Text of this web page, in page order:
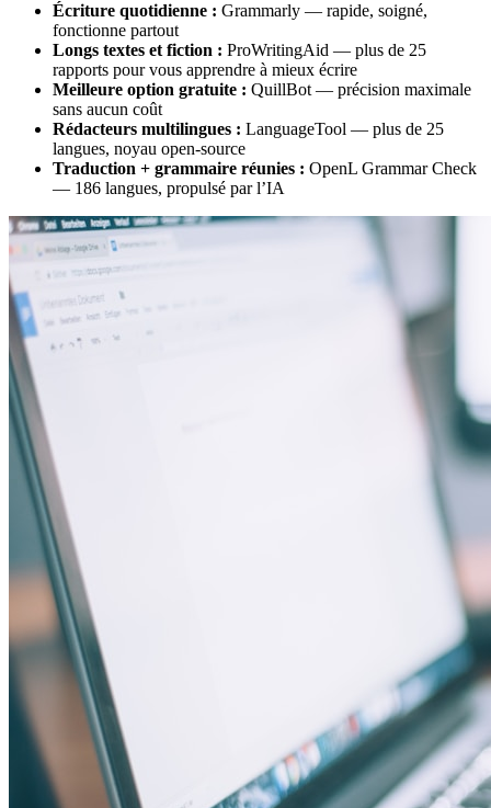
Écriture quotidienne : Grammarly — rapide, soigné,
fonctionne partout
Longs textes et fiction : ProWritingAid — plus de 25
rapports pour vous apprendre à mieux écrire
Meilleure option gratuite : QuillBot — précision maximale
sans aucun coût
Rédacteurs multilingues : LanguageTool — plus de 25
langues, noyau open-source
Traduction + grammaire réunies : OpenL Grammar Check
— 186 langues, propulsé par l’IA